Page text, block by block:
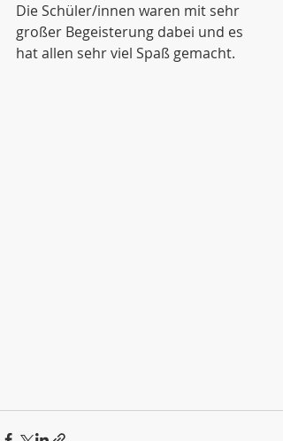
Die Schüler/innen waren mit sehr
großer Begeisterung dabei und es
hat allen sehr viel Spaß gemacht.